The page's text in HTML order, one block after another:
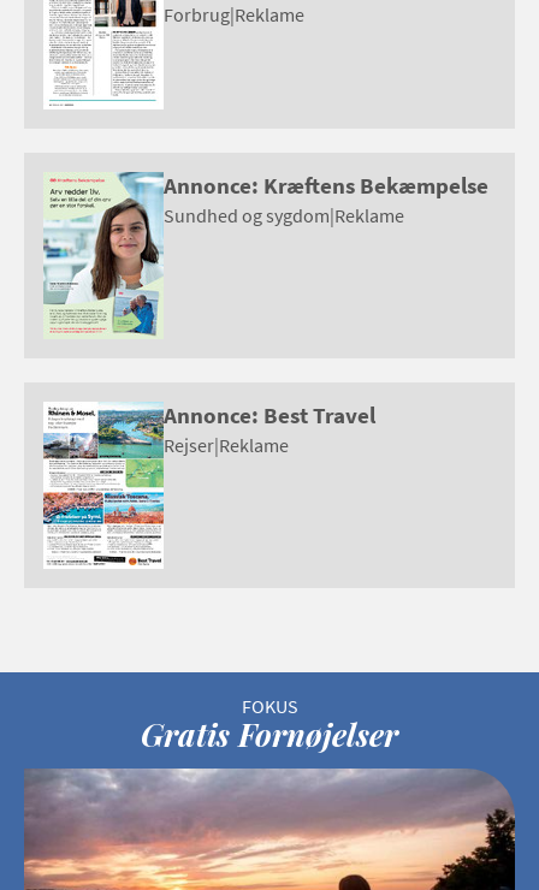
Forbrug|Reklame
Annonce: Kræftens Bekæmpelse
Sundhed og sygdom|Reklame
Annonce: Best Travel
Rejser|Reklame
Gratis Fornøjelser